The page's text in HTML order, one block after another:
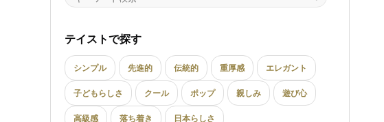
テイストで探す
シンプル 先進的 伝統的 重厚感 エレガント
子どもらしさ クール ポップ 親しみ 遊び心
高級感 落ち着き 日本らしさ